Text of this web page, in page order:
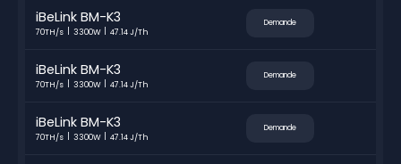
iBeLink BM-K3
70TH/s 3300W 47.14 J/Th
Demande
iBeLink BM-K3
70TH/s 3300W 47.14 J/Th
Demande
iBeLink BM-K3
70TH/s 3300W 47.14 J/Th
Demande